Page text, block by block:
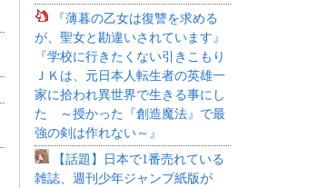
『薄暮の乙女は復讐を求める
が、聖女と勘違いされています』
『学校に行きたくない引きこもり
ＪＫは、元日本人転生者の英雄一
家に拾われ異世界で生きる事にし
た ～授かった『創造魔法』で最
強の剣は作れない～』
【話題】日本で1番売れている
雑誌、週刊少年ジャンプ紙版が